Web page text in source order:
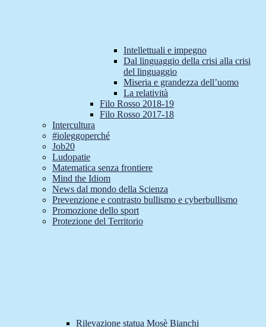
Intellettuali e impegno
Dal linguaggio della crisi alla crisi
del linguaggio
Miseria e grandezza dell’uomo
La relatività
Filo Rosso 2018-19
Filo Rosso 2017-18
Intercultura
#ioleggoperché
Job20
Ludopatie
Matematica senza frontiere
Mind the Idiom
News dal mondo della Scienza
Prevenzione e contrasto bullismo e cyberbullismo
Promozione dello sport
Protezione del Territorio
Rilevazione statua Mosè Bianchi